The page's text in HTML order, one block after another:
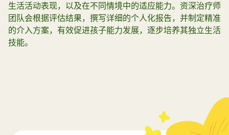
生活活动表现，以及在不同情境中的适应能力。资深治疗师
团队会根据评估结果，撰写详细的个人化报告，并制定精准
的介入方案，有效促进孩子能力发展，逐步培养其独立生活
技能。